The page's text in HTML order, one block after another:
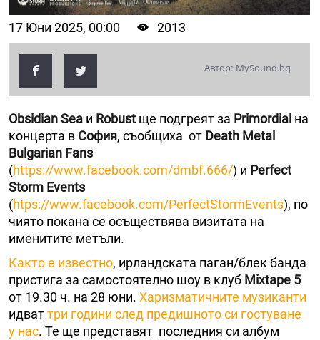
17 Юни 2025, 00:00 2013
Автор: MySound.bg
Obsidian Sea и Robust ще подгреят за Primordial на
концерта в София, съобщиха от Death Metal
Bulgarian Fans
(https://www.facebook.com/dmbf.666/) и Perfect
Storm Events
(htps://www.facebook.com/PerfectStormEvents), по
чиято покана се осъществява визитата на
именитите метъли.
Както е известно, ирландската паган/блек банда
пристига за самостоятелно шоу в клуб Mixtape 5
от 19.30 ч. на 28 юни. Харизматичните музиканти
идваттри години след предишното си гостуване
у нас. Те ще представят последния си албум